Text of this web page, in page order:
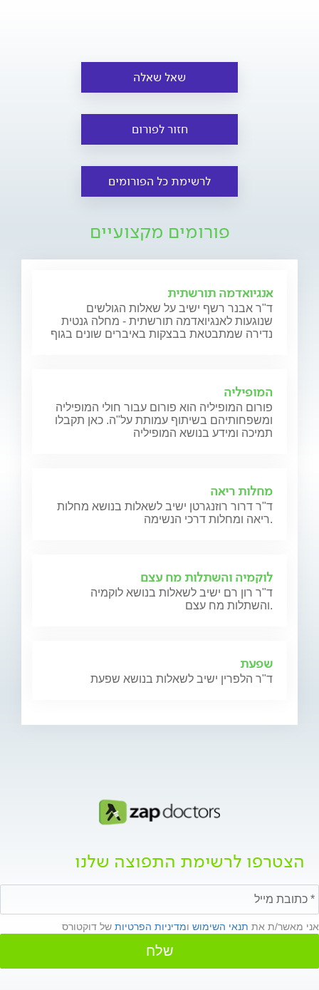
שאל שאלה
חזור לפורום
לרשימת כל הפורומים
פורומים מקצועיים
אנגיואדמה תורשתית
ד"ר אבנר רשף ישיב על שאלות הגולשים
שנוגעות לאנגיואדמה תורשתית - מחלה גנטית
נדירה שמתבטאת בבצקות באיברים שונים בגוף
המופיליה
פורום המופיליה הוא פורום עבור חולי המופיליה
ומשפחותיהם בשיתוף עמותת על"ה. כאן תקבלו
תמיכה ומידע בנושא המופיליה
מחלות ריאה
ד"ר דרור רוזנגרטן ישיב לשאלות בנושא מחלות
ריאה ומחלות דרכי הנשימה.
לוקמיה והשתלות מח עצם
ד"ר רון רם ישיב לשאלות בנושא לוקמיה
והשתלות מח עצם.
שפעת
ד"ר הלפרין ישיב לשאלות בנושא שפעת
הצטרפו לרשימת התפוצה שלנו
אני מאשר/ת את תנאי השימוש ומדיניות הפרטיות של דוקטורס
שלח